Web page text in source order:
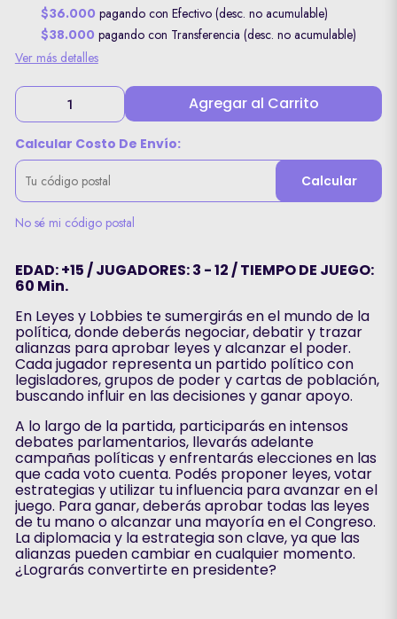
$36.000 pagando con Efectivo (desc. no acumulable)
$38.000 pagando con Transferencia (desc. no acumulable)
Ver más detalles
Agregar al Carrito
Calcular Costo De Envío:
Calcular
No sé mi código postal
EDAD: +15 / JUGADORES: 3 - 12 / TIEMPO DE JUEGO:
60 Min.
En Leyes y Lobbies te sumergirás en el mundo de la
política, donde deberás negociar, debatir y trazar
alianzas para aprobar leyes y alcanzar el poder.
Cada jugador representa un partido político con
legisladores, grupos de poder y cartas de población,
buscando influir en las decisiones y ganar apoyo.
A lo largo de la partida, participarás en intensos
debates parlamentarios, llevarás adelante
campañas políticas y enfrentarás elecciones en las
que cada voto cuenta. Podés proponer leyes, votar
estrategias y utilizar tu influencia para avanzar en el
juego. Para ganar, deberás aprobar todas las leyes
de tu mano o alcanzar una mayoría en el Congreso.
La diplomacia y la estrategia son clave, ya que las
alianzas pueden cambiar en cualquier momento.
¿Lograrás convertirte en presidente?